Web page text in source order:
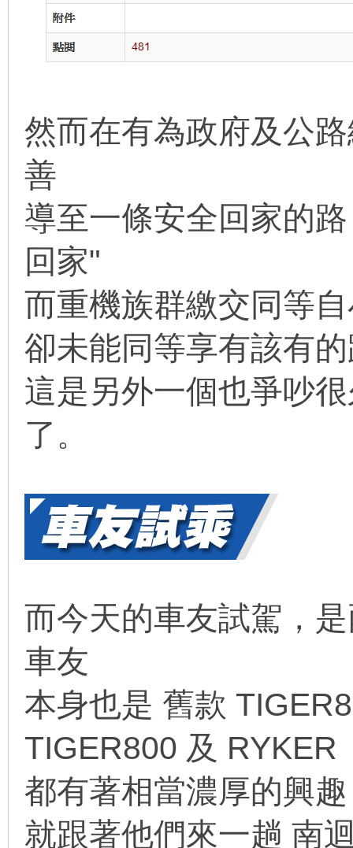
然而在有為政府及公
善
導至一條安全回家的路
回家"
而重機族群繳交同等
卻未能同等享有該有
這是另外一個也爭吵
了 。
而今天的車友試駕 ， 是
車友
本身也是 舊款
TIGER800 及 RYKER
都有著相當濃厚的興趣
就跟著他們來一趟 南